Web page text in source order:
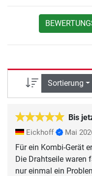
Sortierung
Bis
Eickhoff Mai
Für ein Kombi-Gerät
Die Drahtseile waren
nur einmal ein